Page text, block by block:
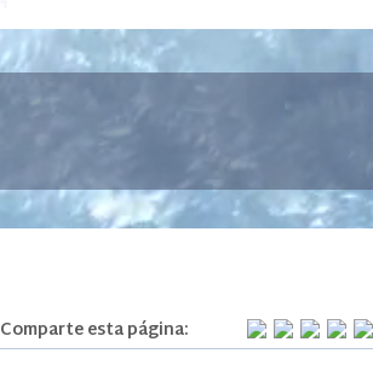
Comparte esta página: